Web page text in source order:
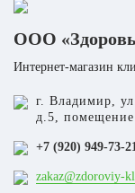
Хит
Хит
ООО
Интернет-магазин
г. Владимир,
д.5, помещение
+7 (920) 949-73-21
zakaz@zdoroviy-